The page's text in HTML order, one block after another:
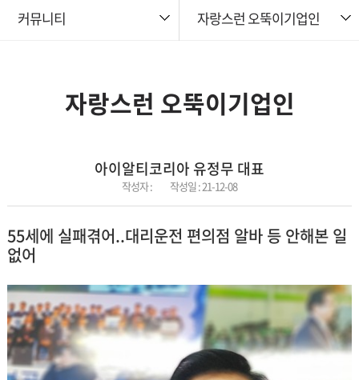
커뮤니티 자랑스런 오뚝이기업인
자랑스런 오뚝이기업인
아이알티코리아 유정무 대표
작성자 : 작성일 :21-12-08
55세에 실패겪어..대리운전 편의점 알바 등 안해본 일
없어